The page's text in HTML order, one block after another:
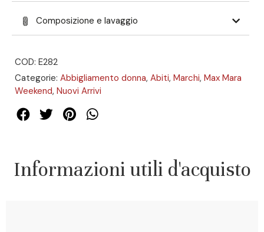
Composizione e lavaggio
COD: E282
Categorie: Abbigliamento donna, Abiti, Marchi, Max Mara
Weekend, Nuovi Arrivi
Informazioni utili d'acquisto